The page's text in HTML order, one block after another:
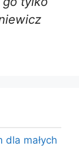
małych